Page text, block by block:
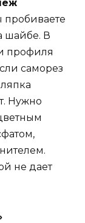
пробиваете
шайбе. В
профиля
саморез
Нужно
не дает